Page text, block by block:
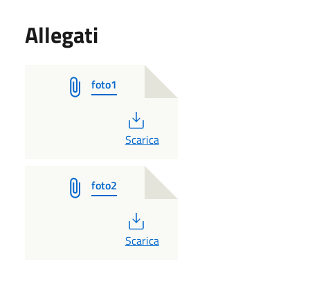
Allegati
foto1
PDF
Scarica
foto2
PDF
Scarica